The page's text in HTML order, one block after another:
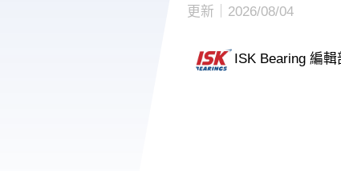
更新｜2026/08/04
ISK Bearing 編輯